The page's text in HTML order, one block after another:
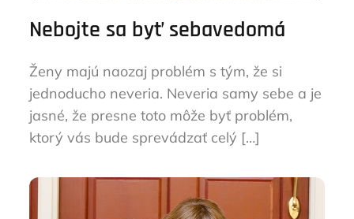
Nebojte sa byť sebavedomá
Ženy majú naozaj problém s tým, že si
jednoducho neveria. Neveria samy sebe a je
jasné, že presne toto môže byť problém,
ktorý vás bude sprevádzať celý […]